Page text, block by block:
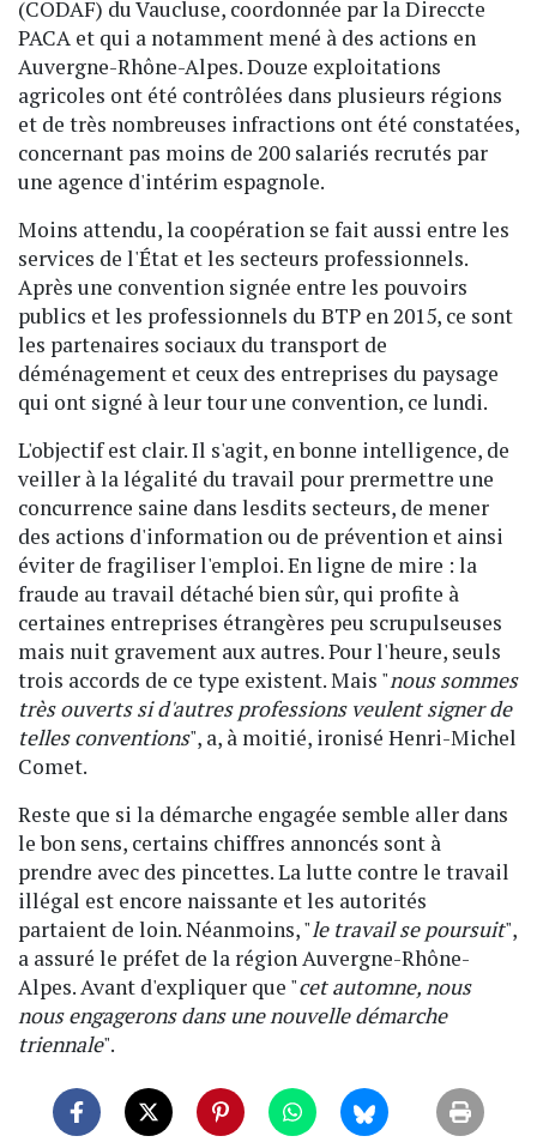
(CODAF) du Vaucluse, coordonnée par la Direccte
PACA et qui a notamment mené à des actions en
Auvergne-Rhône-Alpes. Douze exploitations
agricoles ont été contrôlées dans plusieurs régions
et de très nombreuses infractions ont été constatées,
concernant pas moins de 200 salariés recrutés par
une agence d'intérim espagnole.
Moins attendu, la coopération se fait aussi entre les
services de l'État et les secteurs professionnels.
Après une convention signée entre les pouvoirs
publics et les professionnels du BTP en 2015, ce sont
les partenaires sociaux du transport de
déménagement et ceux des entreprises du paysage
qui ont signé à leur tour une convention, ce lundi.
L'objectif est clair. Il s'agit, en bonne intelligence, de
veiller à la légalité du travail pour prermettre une
concurrence saine dans lesdits secteurs, de mener
des actions d'information ou de prévention et ainsi
éviter de fragiliser l'emploi. En ligne de mire : la
fraude au travail détaché bien sûr, qui profite à
certaines entreprises étrangères peu scrupulseuses
mais nuit gravement aux autres. Pour l'heure, seuls
trois accords de ce type existent. Mais "nous sommes
très ouverts si d'autres professions veulent signer de
telles conventions", a, à moitié, ironisé Henri-Michel
Comet.
Reste que si la démarche engagée semble aller dans
le bon sens, certains chiffres annoncés sont à
prendre avec des pincettes. La lutte contre le travail
illégal est encore naissante et les autorités
partaient de loin. Néanmoins, "le travail se poursuit",
a assuré le préfet de la région Auvergne-Rhône-
Alpes. Avant d'expliquer que "cet automne, nous
nous engagerons dans une nouvelle démarche
triennale".